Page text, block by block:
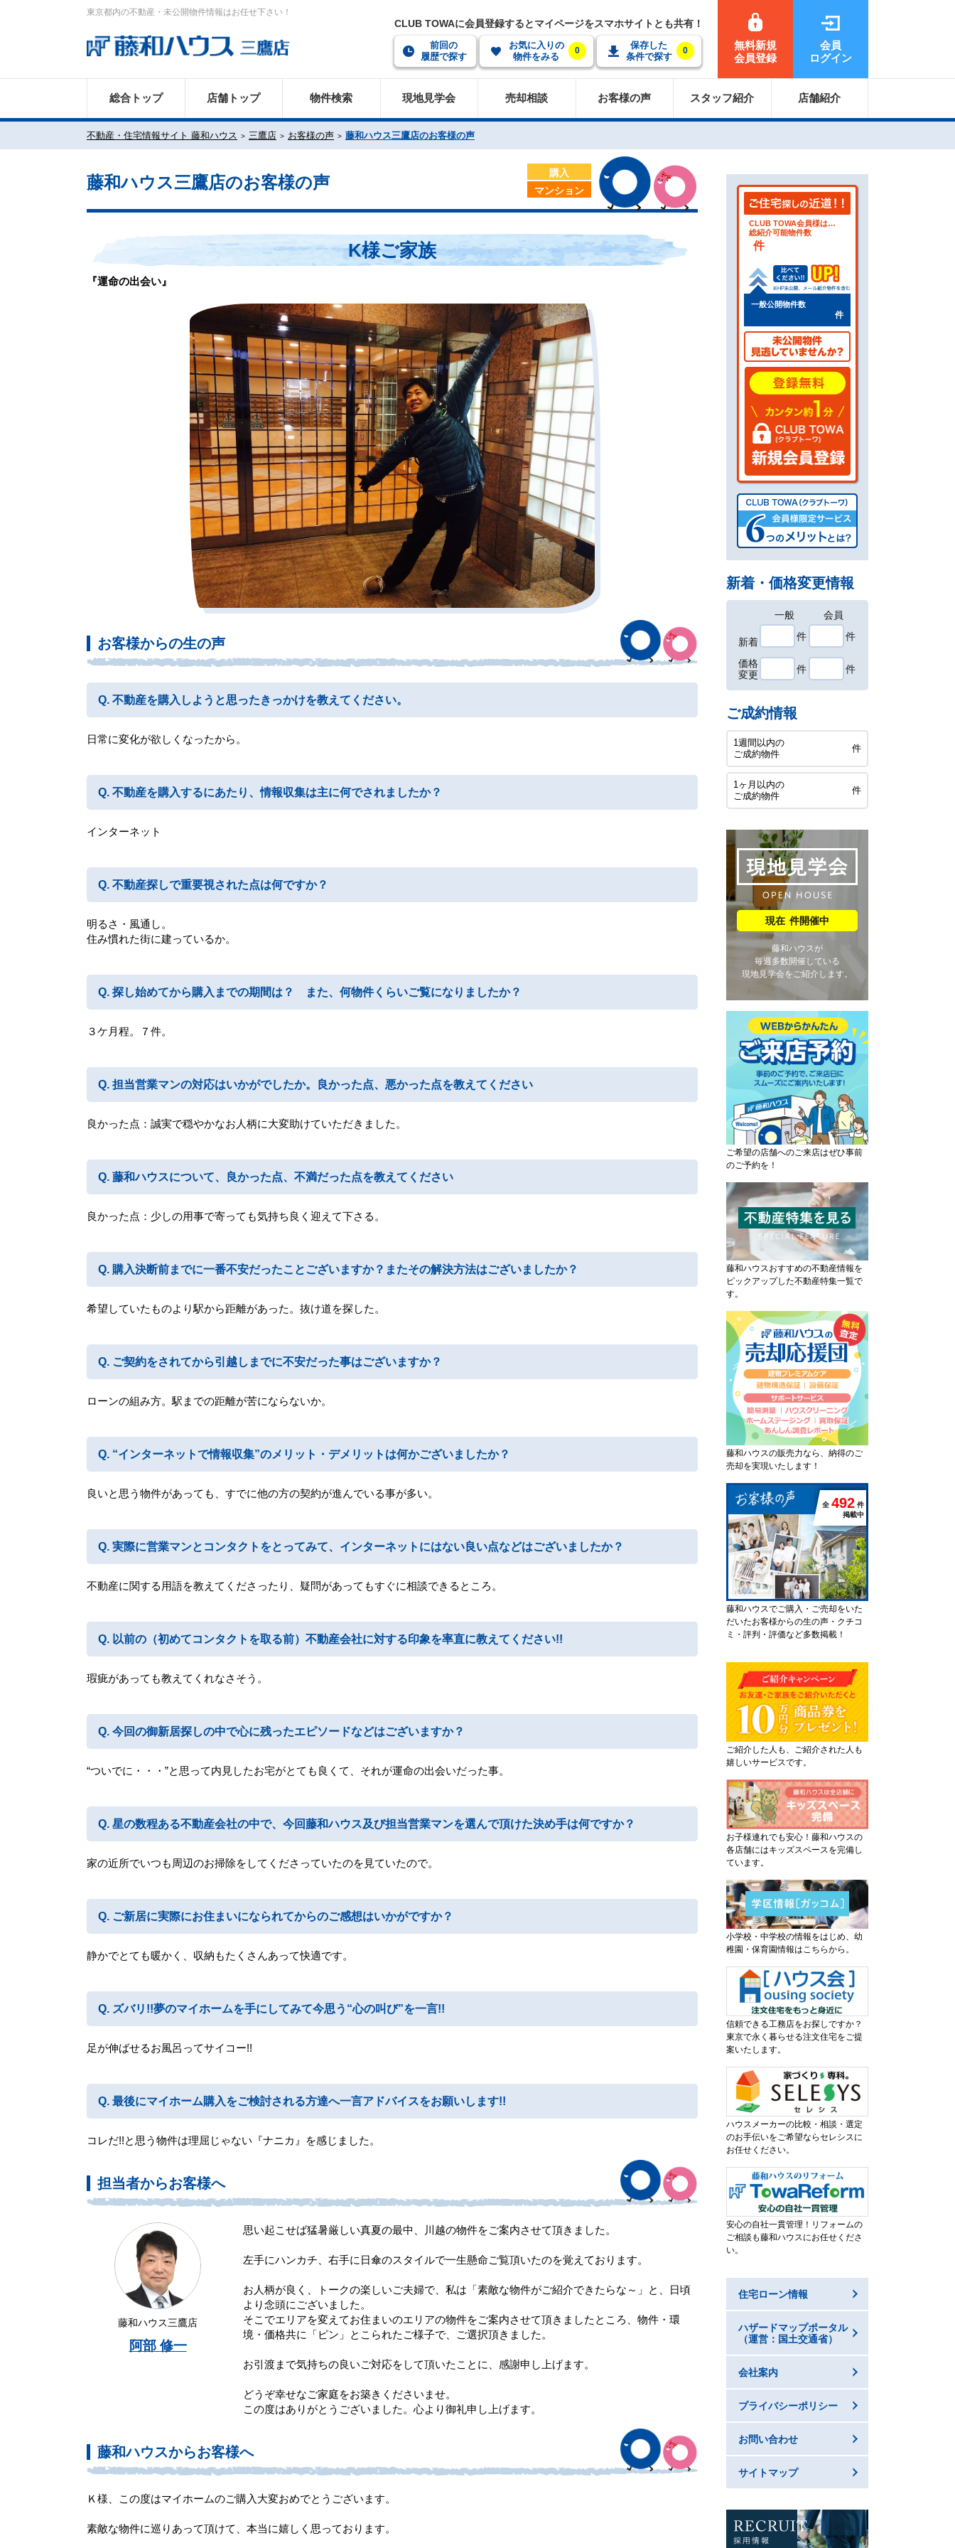
東京都内の不動産・未公開物件情報はお任せ下さい！
CLUB TOWAに会員登録するとマイページをスマホサイトとも共有！
前回の
履歴で探す
お気に入りの
物件をみる
0
保存した
条件で探す
0
無料新規
会員登録
会員
ログイン
総合トップ 店舗トップ 物件検索 現地見学会 売却相談 お客様の声 スタッフ紹介 店舗紹介
不動産・住宅情報サイト 藤和ハウス 三鷹店 お客様の声 藤和ハウス三鷹店のお客様の声
藤和ハウス三鷹店のお客様の声
購入
マンション
K様ご家族
『運命の出会い』
お客様からの生の声
不動産を購入しようと思ったきっかけを教えてください。
日常に変化が欲しくなったから。
不動産を購入するにあたり、情報収集は主に何でされましたか？
インターネット
不動産探しで重要視された点は何ですか？
明るさ・風通し。
住み慣れた街に建っているか。
探し始めてから購入までの期間は？ また、何物件くらいご覧になりましたか？
３ケ月程。７件。
担当営業マンの対応はいかがでしたか。良かった点、悪かった点を教えてください
良かった点：誠実で穏やかなお人柄に大変助けていただきました。
藤和ハウスについて、良かった点、不満だった点を教えてください
良かった点：少しの用事で寄っても気持ち良く迎えて下さる。
購入決断前までに一番不安だったことございますか？またその解決方法はございましたか？
希望していたものより駅から距離があった。抜け道を探した。
ご契約をされてから引越しまでに不安だった事はございますか？
ローンの組み方。駅までの距離が苦にならないか。
“インターネットで情報収集”のメリット・デメリットは何かございましたか？
良いと思う物件があっても、すでに他の方の契約が進んでいる事が多い。
実際に営業マンとコンタクトをとってみて、インターネットにはない良い点などはございましたか？
不動産に関する用語を教えてくださったり、疑問があってもすぐに相談できるところ。
以前の（初めてコンタクトを取る前）不動産会社に対する印象を率直に教えてください!!
瑕疵があっても教えてくれなさそう。
今回の御新居探しの中で心に残ったエピソードなどはございますか？
“ついでに・・・”と思って内見したお宅がとても良くて、それが運命の出会いだった事。
星の数程ある不動産会社の中で、今回藤和ハウス及び担当営業マンを選んで頂けた決め手は何ですか？
家の近所でいつも周辺のお掃除をしてくださっていたのを見ていたので。
ご新居に実際にお住まいになられてからのご感想はいかがですか？
静かでとても暖かく、収納もたくさんあって快適です。
ズバリ!!夢のマイホームを手にしてみて今思う“心の叫び”を一言!!
足が伸ばせるお風呂ってサイコー!!
最後にマイホーム購入をご検討される方達へ一言アドバイスをお願いします!!
コレだ!!と思う物件は理屈じゃない『ナニカ』を感じました。
担当者からお客様へ
藤和ハウス三鷹店
阿部 修一
思い起こせば猛暑厳しい真夏の最中、川越の物件をご案内させて頂きました。
左手にハンカチ、右手に日傘のスタイルで一生懸命ご覧頂いたのを覚えております。
お人柄が良く、トークの楽しいご夫婦で、私は「素敵な物件がご紹介できたらな～」と、日頃
より念頭にございました。
そこでエリアを変えてお住まいのエリアの物件をご案内させて頂きましたところ、物件・環
境・価格共に「ピン」とこられたご様子で、ご選択頂きました。
お引渡まで気持ちの良いご対応をして頂いたことに、感謝申し上げます。
どうぞ幸せなご家庭をお築きくださいませ。
この度はありがとうございました。心より御礼申し上げます。
藤和ハウスからお客様へ
Ｋ様、この度はマイホームのご購入大変おめでとうございます。
素敵な物件に巡りあって頂けて、本当に嬉しく思っております。
CLUB TOWA会員様は…
総紹介可能物件数
件
一般公開物件数
件
新着・価格変更情報
一般 会員
新着
件 件
価格
変更
件 件
ご成約情報
1週間以内の
ご成約物件
件
1ヶ月以内の
ご成約物件
件
件開催中
藤和ハウスが
毎週多数開催している
現地見学会をご紹介します。
ご希望の店舗へのご来店はぜひ事前
のご予約を！
藤和ハウスおすすめの不動産情報を
ピックアップした不動産特集一覧で
す。
藤和ハウスの販売力なら、納得のご
売却を実現いたします！
全 492 件
掲載中
藤和ハウスでご購入・ご売却をいた
だいたお客様からの生の声・クチコ
ミ・評判・評価など多数掲載！
ご紹介した人も、ご紹介された人も
嬉しいサービスです。
お子様連れでも安心！藤和ハウスの
各店舗にはキッズスペースを完備し
ています。
小学校・中学校の情報をはじめ、幼
稚園・保育園情報はこちらから。
信頼できる工務店をお探しですか？
東京で永く暮らせる注文住宅をご提
案いたします。
ハウスメーカーの比較・相談・選定
のお手伝いをご希望ならセレシスに
お任せください。
安心の自社一貫管理！リフォームの
ご相談も藤和ハウスにお任せくださ
い。
住宅ローン情報
ハザードマップポータル
（運営：国土交通省）
会社案内
プライバシーポリシー
お問い合わせ
サイトマップ